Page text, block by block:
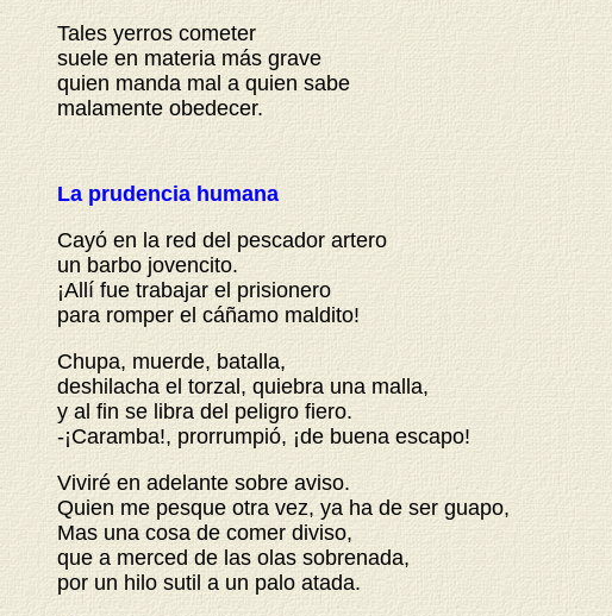
Tales yerros cometer
suele en materia más grave
quien manda mal a quien sabe
malamente obedecer.
La prudencia humana
Cayó en la red del pescador artero
un barbo jovencito.
¡Allí fue trabajar el prisionero
para romper el cáñamo maldito!
Chupa, muerde, batalla,
deshilacha el torzal, quiebra una malla,
y al fin se libra del peligro fiero.
-¡Caramba!, prorrumpió, ¡de buena escapo!
Viviré en adelante sobre aviso.
Quien me pesque otra vez, ya ha de ser guapo,
Mas una cosa de comer diviso,
que a merced de las olas sobrenada,
por un hilo sutil a un palo atada.